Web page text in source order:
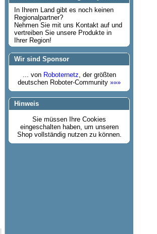
In Ihrem Land gibt es noch keinen
Regionalpartner?
Nehmen Sie mit uns Kontakt auf und
vertreiben Sie unsere Produkte in
Ihrer Region!
Wir sind Sponsor
... von Roboternetz, der größten
deutschen Roboter-Community »»»
Hinweis
Sie müssen Ihre Cookies
eingeschalten haben, um unseren
Shop vollständig nutzen zu können.